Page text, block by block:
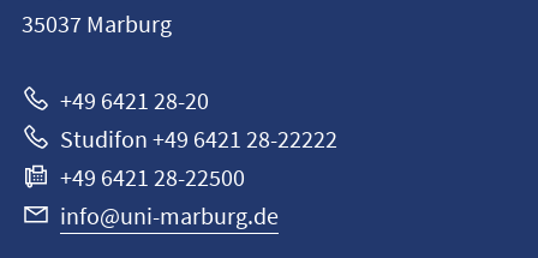
Marburg
35037 Marburg
+49 6421 28-20
Studifon +49 6421 28-22222
+49 6421 28-22500
info@uni-marburg.de